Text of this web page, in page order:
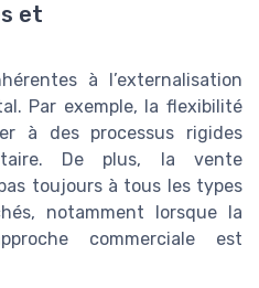
et
à l’externalisation
Par exemple, la flexibilité
à des processus rigides
De plus, la vente
toujours à tous les types
notamment lorsque la
commerciale est